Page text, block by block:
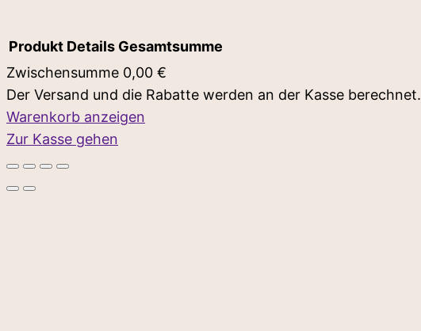
Produkte
im
Produkt Details Gesamtsumme
Zwischensumme 0,00 €
Der Versand und die Rabatte werden an der Kasse berechnet.
Warenkorb anzeigen
Zur Kasse gehen